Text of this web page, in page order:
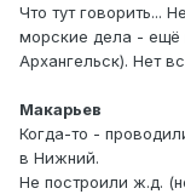
Что тут говорить...
морские дела - ещё
Архангельск). Нет
Макарьев
Когда-то -
в Нижний.
Не построили ж.д.